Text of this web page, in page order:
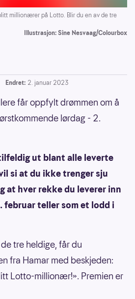
millionærer på Lotto. Blir du en av de tre
Illustrasjon: Sine Nesvaag/Colourbox
Endret: 2. januar 2023
får oppfylt drømmen om å
lørdag - 2.
ut blant alle leverte
si at du ikke trenger sju
at hver rekke du leverer inn
teller som et lodd i
tre heldige, får du
fra Hamar med beskjeden:
Lotto-millionær!». Premien er